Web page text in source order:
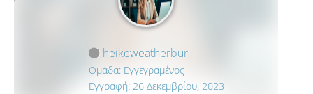
heikeweatherbur
Ομάδα: Εγγεγραμένος
Εγγραφή: 26 Δεκεμβρίου, 2023